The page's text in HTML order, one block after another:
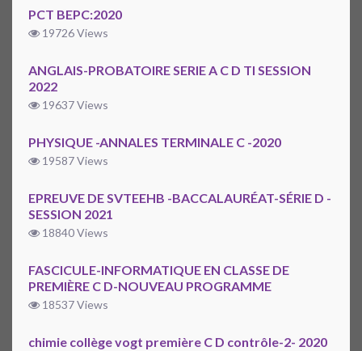
PCT BEPC:2020
19726 Views
ANGLAIS-PROBATOIRE SERIE A C D TI SESSION
2022
19637 Views
PHYSIQUE -ANNALES TERMINALE C -2020
19587 Views
EPREUVE DE SVTEEHB -BACCALAURÉAT-SÉRIE D -
SESSION 2021
18840 Views
FASCICULE-INFORMATIQUE EN CLASSE DE
PREMIÈRE C D-NOUVEAU PROGRAMME
18537 Views
chimie collège vogt première C D contrôle-2- 2020